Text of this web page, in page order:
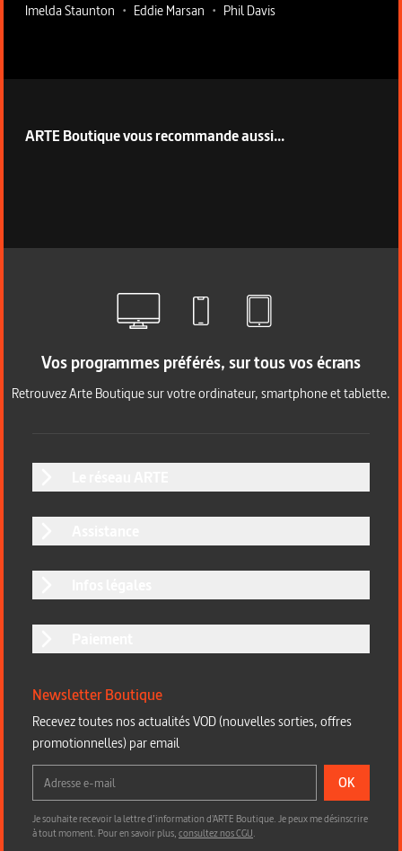
Imelda Staunton • Eddie Marsan • Phil Davis
ARTE Boutique vous recommande aussi...
Vos programmes préférés, sur tous vos écrans
Retrouvez Arte Boutique sur votre ordinateur, smartphone et tablette.
Newsletter Boutique
Recevez toutes nos actualités VOD (nouvelles sorties, offres
promotionnelles) par email
OK
Je souhaite recevoir la lettre d’information d'ARTE Boutique. Je peux me désinscrire
à tout moment. Pour en savoir plus,consultez nos CGU.